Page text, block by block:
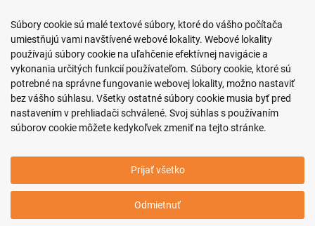
sekcovpredajna@doroka.sk
Pon-Ned: 9:00 - 20:00
Podmienky nákupu
Informácie o firme
Copyright © 2011-2026 ROKO, s.r.o.
Upraviť nastavenia Cookies
Súbory cookie sú malé textové súbory, ktoré do vášho počítača
umiestňujú vami navštívené webové lokality. Webové lokality
používajú súbory cookie na uľahčenie efektívnej navigácie a
vykonania určitých funkcií používateľom. Súbory cookie, ktoré sú
potrebné na správne fungovanie webovej lokality, možno nastaviť
bez vášho súhlasu. Všetky ostatné súbory cookie musia byť pred
nastavením v prehliadači schválené. Svoj súhlas s používaním
súborov cookie môžete kedykoľvek zmeniť na tejto stránke.
Prijať všetko
Odmietnuť